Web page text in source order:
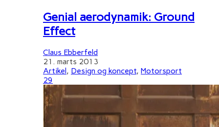
Genial aerodynamik: Ground
Effect
Claus Ebberfeld
21. marts 2013
Artikel, Design og koncept, Motorsport
29